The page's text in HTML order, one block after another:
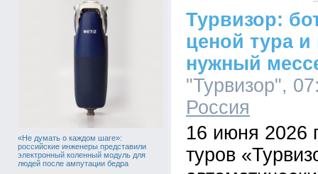
«Не думать о каждом шаге»:
российские инженеры представили
электронный коленный модуль для
людей после ампутации бедра
Турвизор:
ценой тура
нужный
"Турвизор",
Россия
16 июня 2026
туров